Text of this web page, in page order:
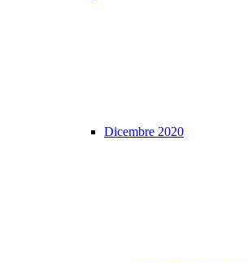
Dicembre 2020